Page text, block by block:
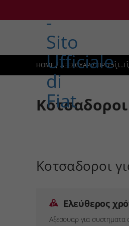
HOME / ΑΞΕΣΟΥΑΡ / TIPO 5Î¸Ï…Ï
Κοτσαδοροι
Ελεύθερος
Αξεσουαρ για